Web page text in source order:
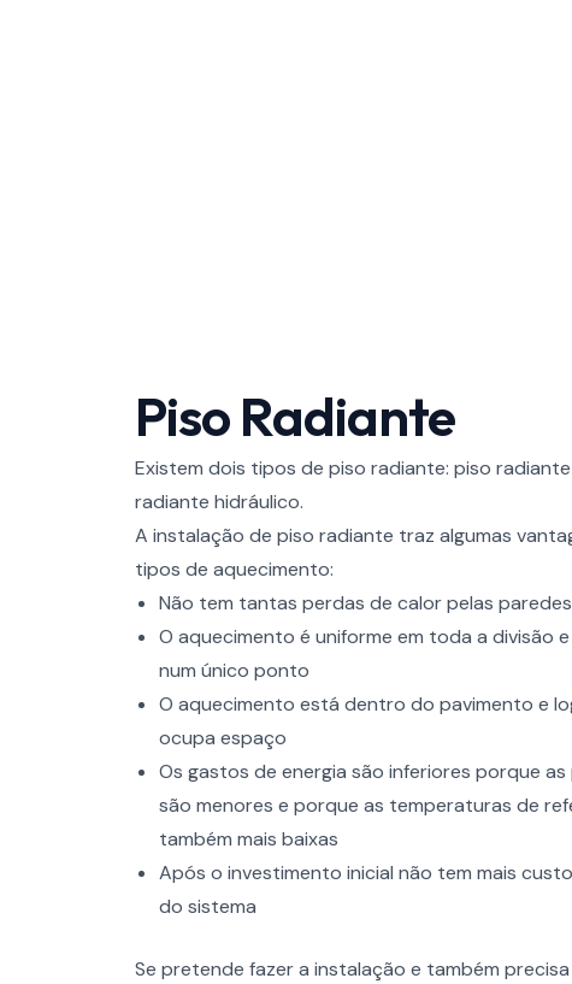
Piso Radiante
Existem dois tipos de piso radiante: piso
radiante hidráulico.
A instalação de piso radiante traz algumas
tipos de aquecimento:
Não tem tantas perdas de calor pelas
O aquecimento é uniforme em toda a divisão
num único ponto
O aquecimento está dentro do pavimento e
ocupa espaço
Os gastos de energia são inferiores porque
são menores e porque as temperaturas de
também mais baixas
Após o investimento inicial não tem mais
do sistema
Se pretende fazer a instalação e também